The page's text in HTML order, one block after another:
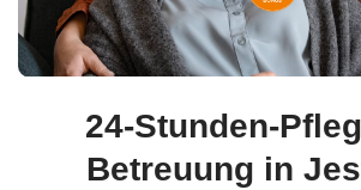
24-Stunden-
Betreuung in